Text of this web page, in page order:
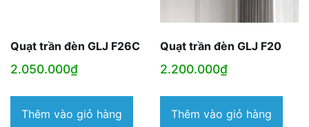
Quạt trần đèn GLJ F26C
2.050.000₫
Thêm vào giỏ hàng
Quạt trần đèn GLJ F20
2.200.000₫
Thêm vào giỏ hàng